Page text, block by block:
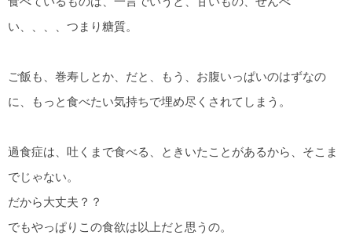
い、、、、つまり糖質。
ご飯も、巻寿しとか、だと、もう、お腹いっぱいのはずなの
に、もっと食べたい気持ちで埋め尽くされてしまう。
過食症は、吐くまで食べる、ときいたことがあるから、そこま
でじゃない。
だから大丈夫？？
でもやっぱりこの食欲は以上だと思うの。